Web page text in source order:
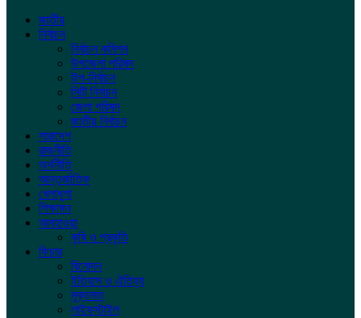
জাতীয়
নির্বাচন
নির্বাচন কমিশন
উপজেলা পরিষদ
উপ-নির্বাচন
সিটি নির্বাচন
জেলা পরিষদ
জাতীয় নির্বাচন
সারাদেশ
রাজনীতি
অর্থনীতি
আন্তর্জাতিক
খেলাধুলা
শিক্ষাঙ্গন
আবহাওয়া
কৃষি ও প্রকৃতি
ফিচার
বিনোদন
ইতিহাস ও ঐতিহ্য
মুক্তমত
লাইফস্টাইল